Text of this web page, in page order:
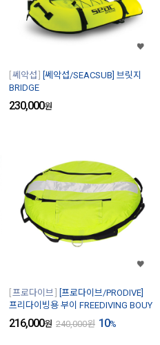
쎄악섭
[쎄악섭/SEACSUB] 브릿지
BRIDGE
230,000원
프로다이브
[프로다이브/PRODIVE]
프리다이빙용 부이 FREEDIVING BOUY
216,000원 240,000원 10%